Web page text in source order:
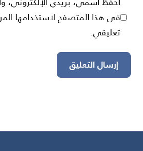
في هذا المتصفح لاستخدامها
تعليقي.